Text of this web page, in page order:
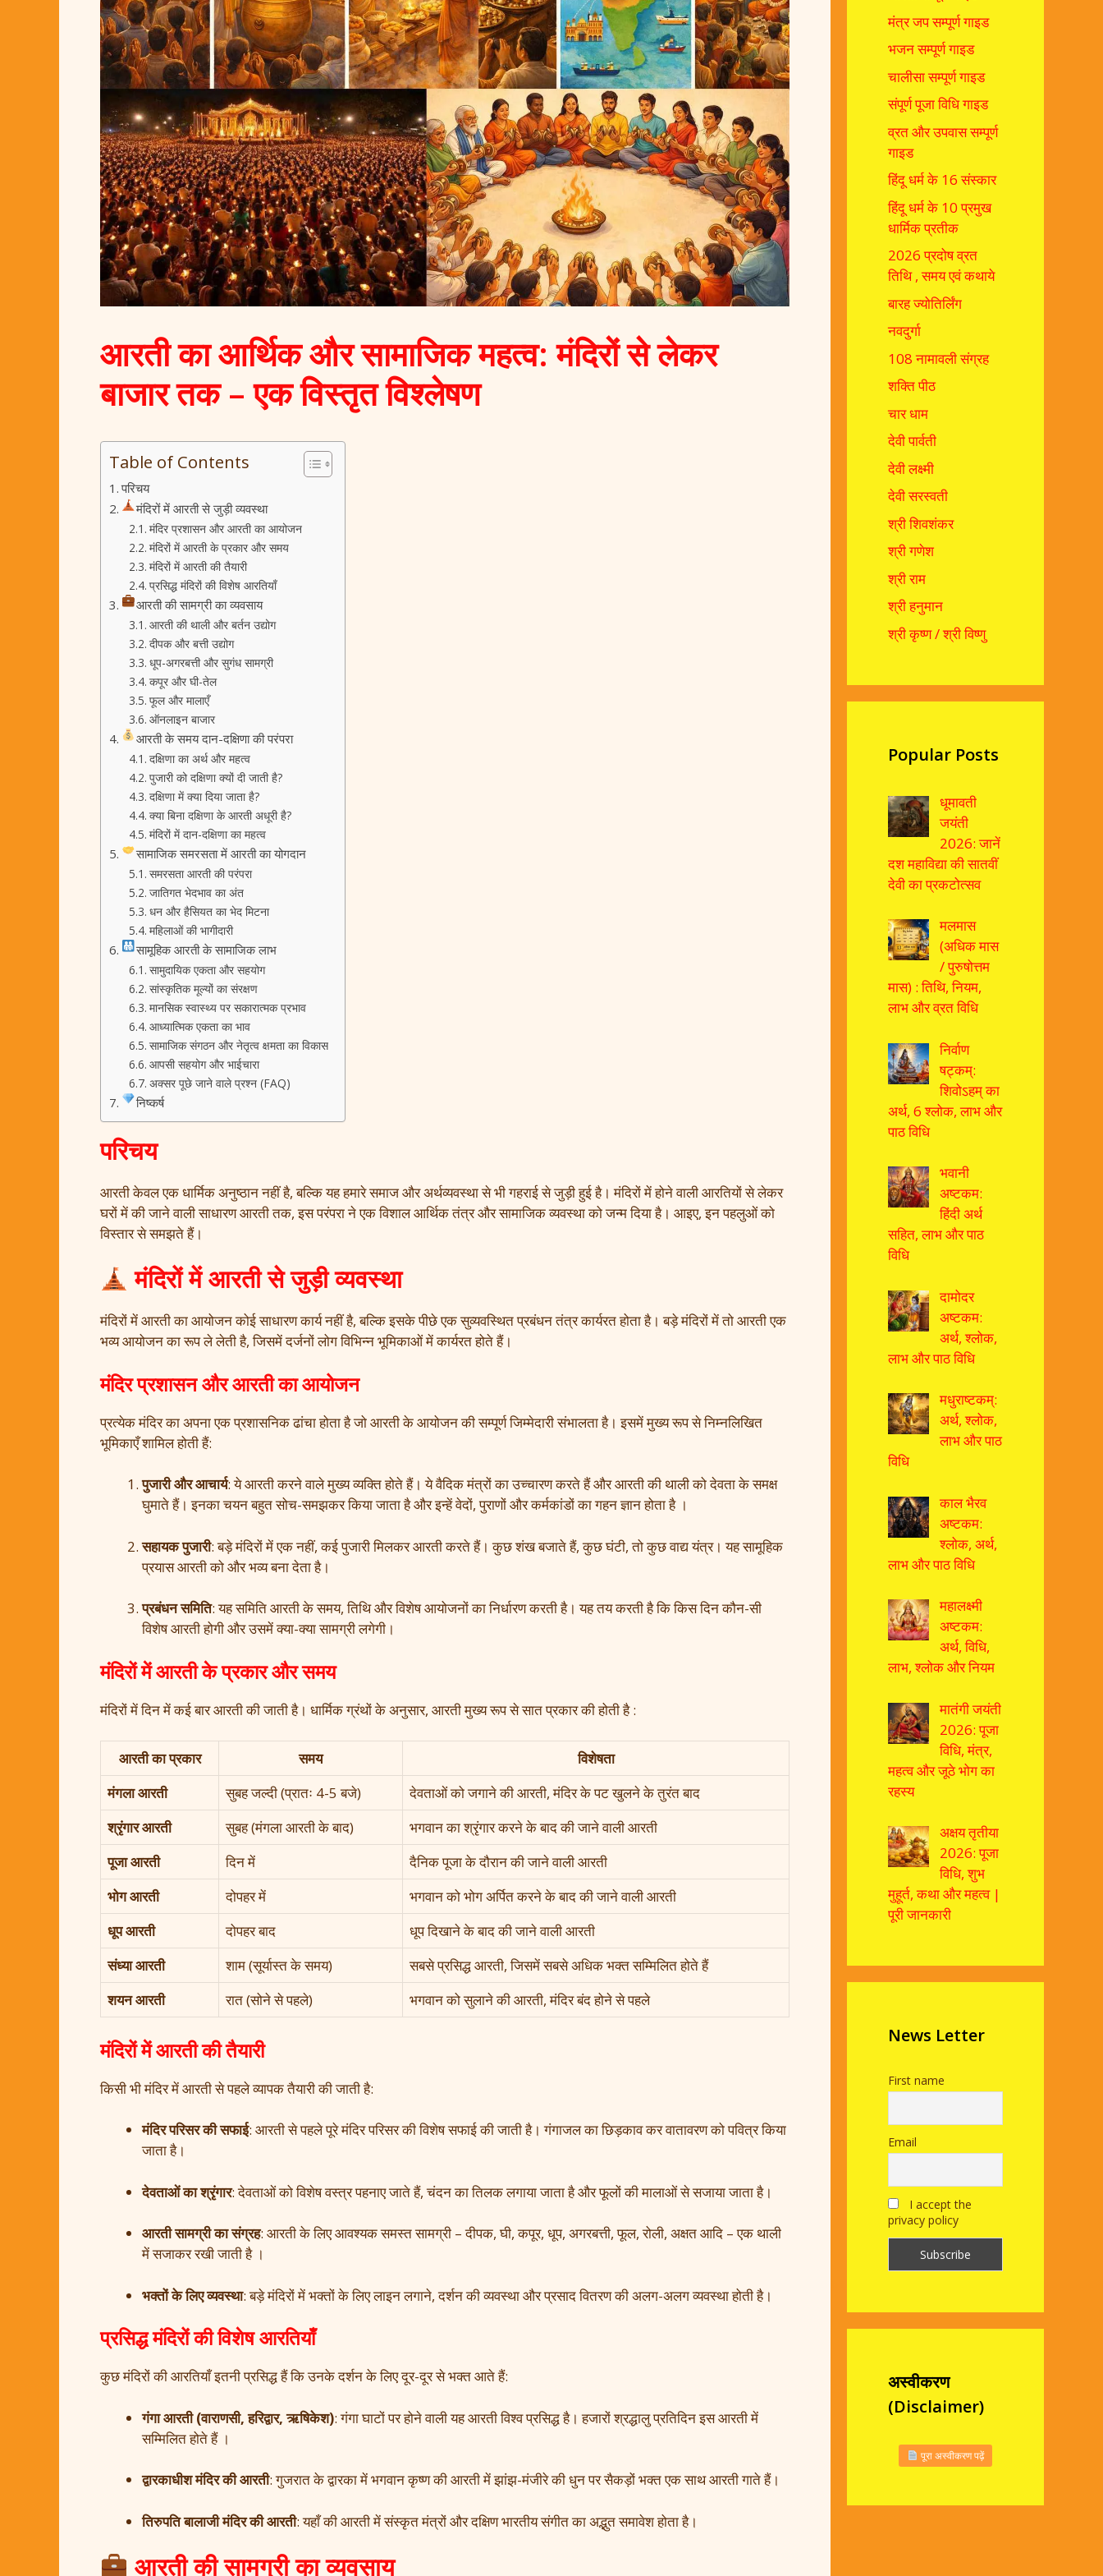
आरती का आर्थिक और सामाजिक महत्व: मंदिरों से लेकर
बाजार तक – एक विस्तृत विश्लेषण
Table of Contents
परिचय
मंदिरों में आरती से जुड़ी व्यवस्था
मंदिर प्रशासन और आरती का आयोजन
मंदिरों में आरती के प्रकार और समय
मंदिरों में आरती की तैयारी
प्रसिद्ध मंदिरों की विशेष आरतियाँ
आरती की सामग्री का व्यवसाय
आरती की थाली और बर्तन उद्योग
दीपक और बत्ती उद्योग
धूप-अगरबत्ती और सुगंध सामग्री
कपूर और घी-तेल
फूल और मालाएँ
ऑनलाइन बाजार
आरती के समय दान-दक्षिणा की परंपरा
दक्षिणा का अर्थ और महत्व
पुजारी को दक्षिणा क्यों दी जाती है?
दक्षिणा में क्या दिया जाता है?
क्या बिना दक्षिणा के आरती अधूरी है?
मंदिरों में दान-दक्षिणा का महत्व
सामाजिक समरसता में आरती का योगदान
समरसता आरती की परंपरा
जातिगत भेदभाव का अंत
धन और हैसियत का भेद मिटना
महिलाओं की भागीदारी
सामूहिक आरती के सामाजिक लाभ
सामुदायिक एकता और सहयोग
सांस्कृतिक मूल्यों का संरक्षण
मानसिक स्वास्थ्य पर सकारात्मक प्रभाव
आध्यात्मिक एकता का भाव
सामाजिक संगठन और नेतृत्व क्षमता का विकास
आपसी सहयोग और भाईचारा
अक्सर पूछे जाने वाले प्रश्न (FAQ)
निष्कर्ष
परिचय
आरती केवल एक धार्मिक अनुष्ठान नहीं है, बल्कि यह हमारे समाज और अर्थव्यवस्था से भी गहराई से जुड़ी हुई है। मंदिरों में होने वाली आरतियों से लेकर
घरों में की जाने वाली साधारण आरती तक, इस परंपरा ने एक विशाल आर्थिक तंत्र और सामाजिक व्यवस्था को जन्म दिया है। आइए, इन पहलुओं को
विस्तार से समझते हैं।
मंदिरों में आरती से जुड़ी व्यवस्था
मंदिरों में आरती का आयोजन कोई साधारण कार्य नहीं है, बल्कि इसके पीछे एक सुव्यवस्थित प्रबंधन तंत्र कार्यरत होता है। बड़े मंदिरों में तो आरती एक
भव्य आयोजन का रूप ले लेती है, जिसमें दर्जनों लोग विभिन्न भूमिकाओं में कार्यरत होते हैं।
मंदिर प्रशासन और आरती का आयोजन
प्रत्येक मंदिर का अपना एक प्रशासनिक ढांचा होता है जो आरती के आयोजन की सम्पूर्ण जिम्मेदारी संभालता है। इसमें मुख्य रूप से निम्नलिखित
भूमिकाएँ शामिल होती हैं:
पुजारी और आचार्य: ये आरती करने वाले मुख्य व्यक्ति होते हैं। ये वैदिक मंत्रों का उच्चारण करते हैं और आरती की थाली को देवता के समक्ष
घुमाते हैं। इनका चयन बहुत सोच-समझकर किया जाता है और इन्हें वेदों, पुराणों और कर्मकांडों का गहन ज्ञान होता है ।
सहायक पुजारी: बड़े मंदिरों में एक नहीं, कई पुजारी मिलकर आरती करते हैं। कुछ शंख बजाते हैं, कुछ घंटी, तो कुछ वाद्य यंत्र। यह सामूहिक
प्रयास आरती को और भव्य बना देता है।
प्रबंधन समिति: यह समिति आरती के समय, तिथि और विशेष आयोजनों का निर्धारण करती है। यह तय करती है कि किस दिन कौन-सी
विशेष आरती होगी और उसमें क्या-क्या सामग्री लगेगी।
मंदिरों में आरती के प्रकार और समय
मंदिरों में दिन में कई बार आरती की जाती है। धार्मिक ग्रंथों के अनुसार, आरती मुख्य रूप से सात प्रकार की होती है :
आरती का प्रकार समय
विशेषता
मंगला आरती
सुबह जल्दी (प्रातः 4-5 बजे)
देवताओं को जगाने की आरती, मंदिर के पट खुलने के तुरंत बाद
श्रृंगार आरती
सुबह (मंगला आरती के बाद)
भगवान का श्रृंगार करने के बाद की जाने वाली आरती
पूजा आरती
दिन में
दैनिक पूजा के दौरान की जाने वाली आरती
भोग आरती
दोपहर में
भगवान को भोग अर्पित करने के बाद की जाने वाली आरती
धूप आरती
दोपहर बाद
धूप दिखाने के बाद की जाने वाली आरती
संध्या आरती
शाम (सूर्यास्त के समय)
सबसे प्रसिद्ध आरती, जिसमें सबसे अधिक भक्त सम्मिलित होते हैं
शयन आरती
रात (सोने से पहले) भगवान को सुलाने की आरती, मंदिर बंद होने से पहले
मंदिरों में आरती की तैयारी
किसी भी मंदिर में आरती से पहले व्यापक तैयारी की जाती है:
मंदिर परिसर की सफाई: आरती से पहले पूरे मंदिर परिसर की विशेष सफाई की जाती है। गंगाजल का छिड़काव कर वातावरण को पवित्र किया
जाता है।
देवताओं का श्रृंगार: देवताओं को विशेष वस्त्र पहनाए जाते हैं, चंदन का तिलक लगाया जाता है और फूलों की मालाओं से सजाया जाता है।
आरती सामग्री का संग्रह: आरती के लिए आवश्यक समस्त सामग्री – दीपक, घी, कपूर, धूप, अगरबत्ती, फूल, रोली, अक्षत आदि – एक थाली
में सजाकर रखी जाती है ।
भक्तों के लिए व्यवस्था: बड़े मंदिरों में भक्तों के लिए लाइन लगाने, दर्शन की व्यवस्था और प्रसाद वितरण की अलग-अलग व्यवस्था होती है।
प्रसिद्ध मंदिरों की विशेष आरतियाँ
कुछ मंदिरों की आरतियाँ इतनी प्रसिद्ध हैं कि उनके दर्शन के लिए दूर-दूर से भक्त आते हैं:
गंगा आरती (वाराणसी, हरिद्वार, ऋषिकेश): गंगा घाटों पर होने वाली यह आरती विश्व प्रसिद्ध है। हजारों श्रद्धालु प्रतिदिन इस आरती में
सम्मिलित होते हैं ।
द्वारकाधीश मंदिर की आरती: गुजरात के द्वारका में भगवान कृष्ण की आरती में झांझ-मंजीरे की धुन पर सैकड़ों भक्त एक साथ आरती गाते हैं।
तिरुपति बालाजी मंदिर की आरती: यहाँ की आरती में संस्कृत मंत्रों और दक्षिण भारतीय संगीत का अद्भुत समावेश होता है।
आरती की सामग्री का व्यवसाय
मंत्र जप सम्पूर्ण गाइड
भजन सम्पूर्ण गाइड
चालीसा सम्पूर्ण गाइड
संपूर्ण पूजा विधि गाइड
व्रत और उपवास सम्पूर्ण
गाइड
हिंदू धर्म के 16 संस्कार
हिंदू धर्म के 10 प्रमुख
धार्मिक प्रतीक
2026 प्रदोष व्रत
तिथि , समय एवं कथाये
बारह ज्योतिर्लिंग
नवदुर्गा
108 नामावली संग्रह
शक्ति पीठ
चार धाम
देवी पार्वती
देवी लक्ष्मी
देवी सरस्वती
श्री शिवशंकर
श्री गणेश
श्री राम
श्री हनुमान
श्री कृष्ण / श्री विष्णु
Popular Posts
धूमावती
जयंती
2026: जानें
दश महाविद्या की सातवीं
देवी का प्रकटोत्सव
मलमास
(अधिक मास
/ पुरुषोत्तम
मास) : तिथि, नियम,
लाभ और व्रत विधि
निर्वाण
षट्कम्:
शिवोऽहम् का
अर्थ, 6 श्लोक, लाभ और
पाठ विधि
भवानी
अष्टकम:
हिंदी अर्थ
सहित, लाभ और पाठ
विधि
दामोदर
अष्टकम:
अर्थ, श्लोक,
लाभ और पाठ विधि
मधुराष्टकम्:
अर्थ, श्लोक,
लाभ और पाठ
विधि
काल भैरव
अष्टकम:
श्लोक, अर्थ,
लाभ और पाठ विधि
महालक्ष्मी
अष्टकम:
अर्थ, विधि,
लाभ, श्लोक और नियम
मातंगी जयंती
2026: पूजा
विधि, मंत्र,
महत्व और जूठे भोग का
रहस्य
अक्षय तृतीया
2026: पूजा
विधि, शुभ
मुहूर्त, कथा और महत्व |
पूरी जानकारी
News Letter
First name
Email
I accept the
privacy policy
अस्वीकरण
(Disclaimer)
पूरा अस्वीकरण पढ़ें